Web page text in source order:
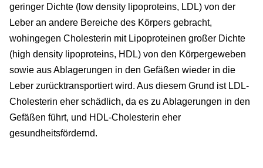
geringer Dichte (low density lipoproteins, LDL) von der
Leber an andere Bereiche des Körpers gebracht,
wohingegen Cholesterin mit Lipoproteinen großer Dichte
(high density lipoproteins, HDL) von den Körpergeweben
sowie aus Ablagerungen in den Gefäßen wieder in die
Leber zurücktransportiert wird. Aus diesem Grund ist LDL-
Cholesterin eher schädlich, da es zu Ablagerungen in den
Gefäßen führt, und HDL-Cholesterin eher
gesundheitsfördernd.